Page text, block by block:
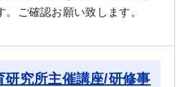
ご確認お願い致します。
研究所主催講座/研修事